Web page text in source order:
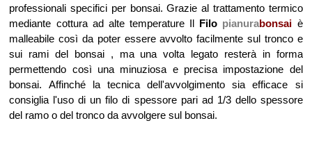
professionali specifici per bonsai. Grazie al trattamento termico
mediante cottura ad alte temperature Il Filo pianurabonsai è
malleabile così da poter essere avvolto facilmente sul tronco e
sui rami del bonsai , ma una volta legato resterà in forma
permettendo così una minuziosa e precisa impostazione del
bonsai. Affinché la tecnica dell'avvolgimento sia efficace si
consiglia l'uso di un filo di spessore pari ad 1/3 dello spessore
del ramo o del tronco da avvolgere sul bonsai.